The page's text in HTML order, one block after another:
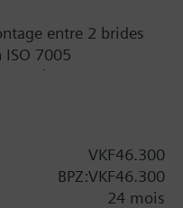
entre 2 brides
ISO 7005
à basse
l'eau froide
VKF46.300
BPZ:VKF46.300
24 mois